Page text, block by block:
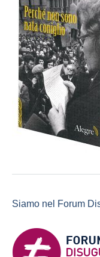
Siamo nel Forum